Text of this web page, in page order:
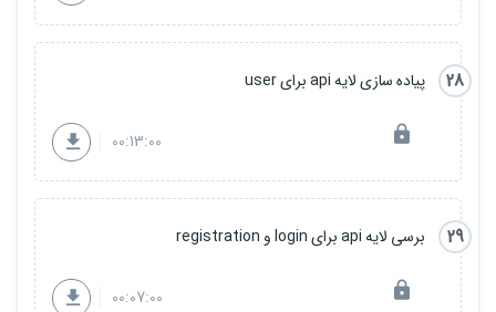
28 پیاده سازی لایه api برای user
00:13:00
29 برسی لایه api برای login و registration
00:07:00